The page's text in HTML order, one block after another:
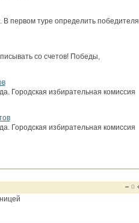
первом туре определить победителя
со счетов! Победы,
Городская избирательная комиссия
Городская избирательная комиссия
0